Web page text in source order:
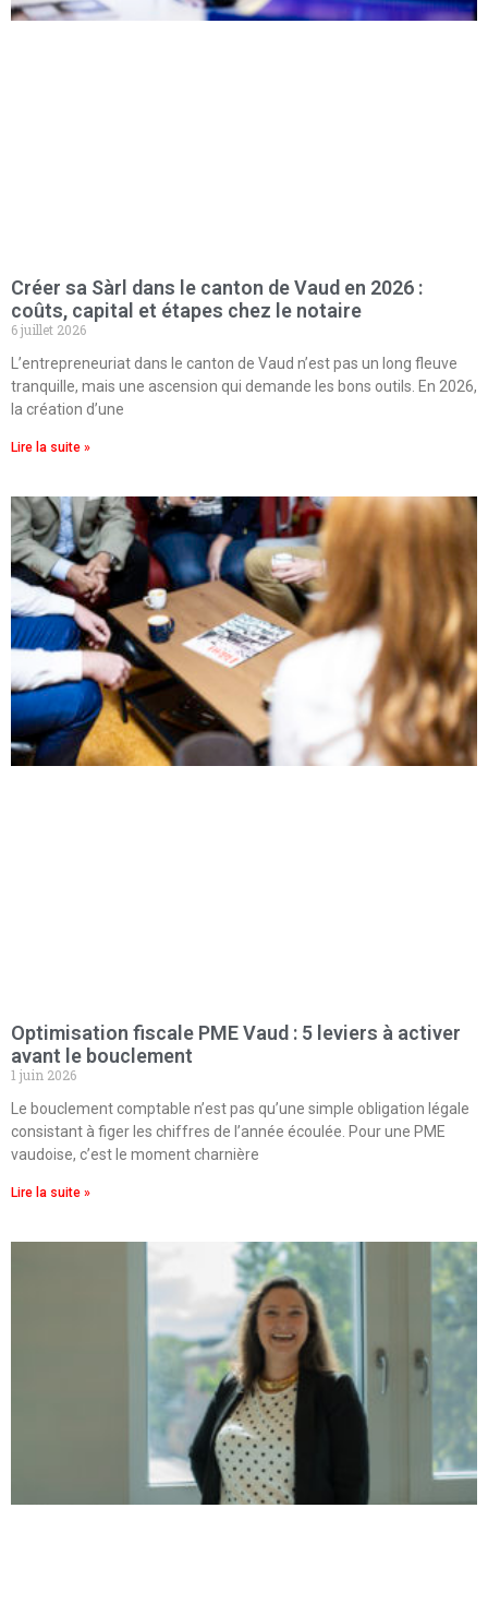
Créer sa Sàrl dans le canton de Vaud en 2026 :
coûts, capital et étapes chez le notaire
6 juillet 2026
L’entrepreneuriat dans le canton de Vaud n’est pas un long fleuve
tranquille, mais une ascension qui demande les bons outils. En 2026,
la création d’une
Lire la suite »
Optimisation fiscale PME Vaud : 5 leviers à activer
avant le bouclement
1 juin 2026
Le bouclement comptable n’est pas qu’une simple obligation légale
consistant à figer les chiffres de l’année écoulée. Pour une PME
vaudoise, c’est le moment charnière
Lire la suite »